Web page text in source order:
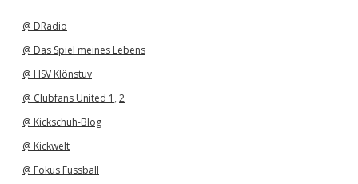
@ DRadio
@ Das Spiel meines Lebens
@ HSV Klönstuv
@ Clubfans United 1 , 2
@ Kickschuh-Blog
@ Kickwelt
@ Fokus Fussball